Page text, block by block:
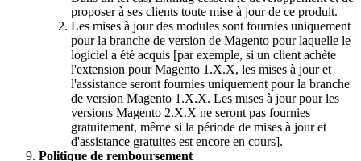
proposer à ses clients toute mise à jour de ce produit.
Les mises à jour des modules sont fournies uniquement
pour la branche de version de Magento pour laquelle le
logiciel a été acquis [par exemple, si un client achète
l'extension pour Magento 1.X.X, les mises à jour et
l'assistance seront fournies uniquement pour la branche
de version Magento 1.X.X. Les mises à jour pour les
versions Magento 2.X.X ne seront pas fournies
gratuitement, même si la période de mises à jour et
d'assistance gratuites est encore en cours].
Politique de remboursement